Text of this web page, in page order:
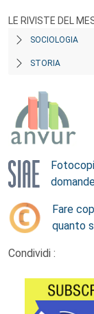
LE RIVISTE DEL
SOCIOLOGIA
STORIA
Fare
quanto
Condividi :